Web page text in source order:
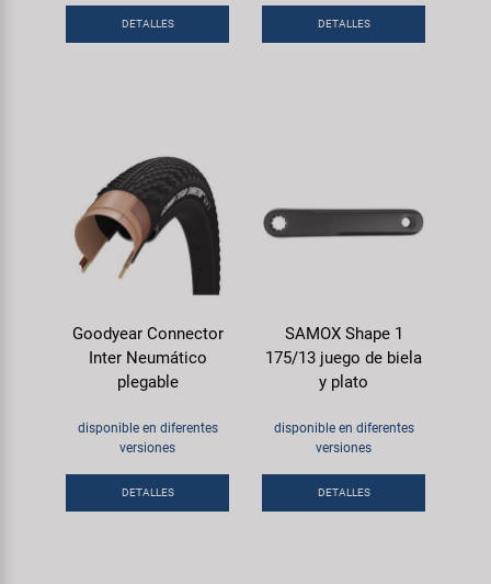
DETALLES DETALLES
Goodyear Connector
Inter Neumático
plegable
disponible en diferentes
versiones
DETALLES
SAMOX Shape 1
175/13 juego de biela
y plato
disponible en diferentes
versiones
DETALLES